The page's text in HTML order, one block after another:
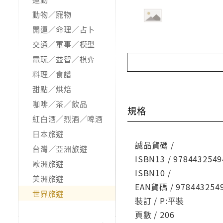
動物／寵物
開運／命理／占卜
交通／軍事／模型
電玩／益智／棋弈
料理／食譜
甜點／烘焙
咖啡／茶／飲品
紅白酒／烈酒／啤酒
日本旅遊
台灣／亞洲旅遊
歐洲旅遊
美洲旅遊
世界旅遊
規格
誠品貨碼 /
ISBN13 /
ISBN10 /
EAN貨碼 /
裝訂 / P:平裝
頁數 / 206